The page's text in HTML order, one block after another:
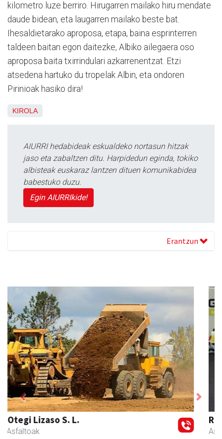
kilometro luze berriro. Hirugarren mailako hiru mendate
daude bidean, eta laugarren mailako beste bat.
Ihesaldietarako aproposa, etapa, baina esprinterren
taldeen baitan egon daitezke, Albiko ailegaera oso
aproposa baita txirrindulari azkarrenentzat. Etzi
atsedena hartuko du tropelak Albin, eta ondoren
Pirinioak hasiko dira!
KIROLA
AIURRI hedabideak eskualdeko nortasun hitzak
jaso eta zabaltzen ditu. Harpidedun eginda, tokiko
albisteak euskaraz lantzen dituen komunikabidea
babestuko duzu.
Egin AIURRIkide!
Erantzun
RN mekanizatuak
Asteasu - Mekanizatuak
Previous Next